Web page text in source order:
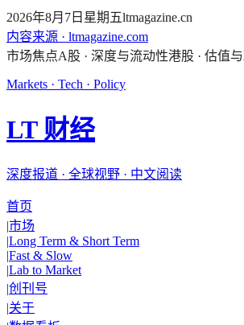
2026年8月7日星期五ltmagazine.cn
内容来源 · ltmagazine.com
市场焦点A股 · 深度与流动性港股 · 估值
Markets · Tech · Policy
LT 财经
深度报道 · 全球视野 · 中文阅读
首页
|市场
|Long Term & Short Term
|Fast & Slow
|Lab to Market
|创刊号
|关于